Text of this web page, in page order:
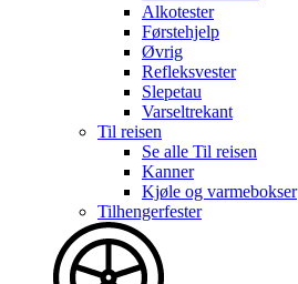
Alkotester
Førstehjelp
Øvrig
Refleksvester
Slepetau
Varseltrekant
Til reisen
Se alle Til reisen
Kanner
Kjøle og varmebokser
Tilhengerfester